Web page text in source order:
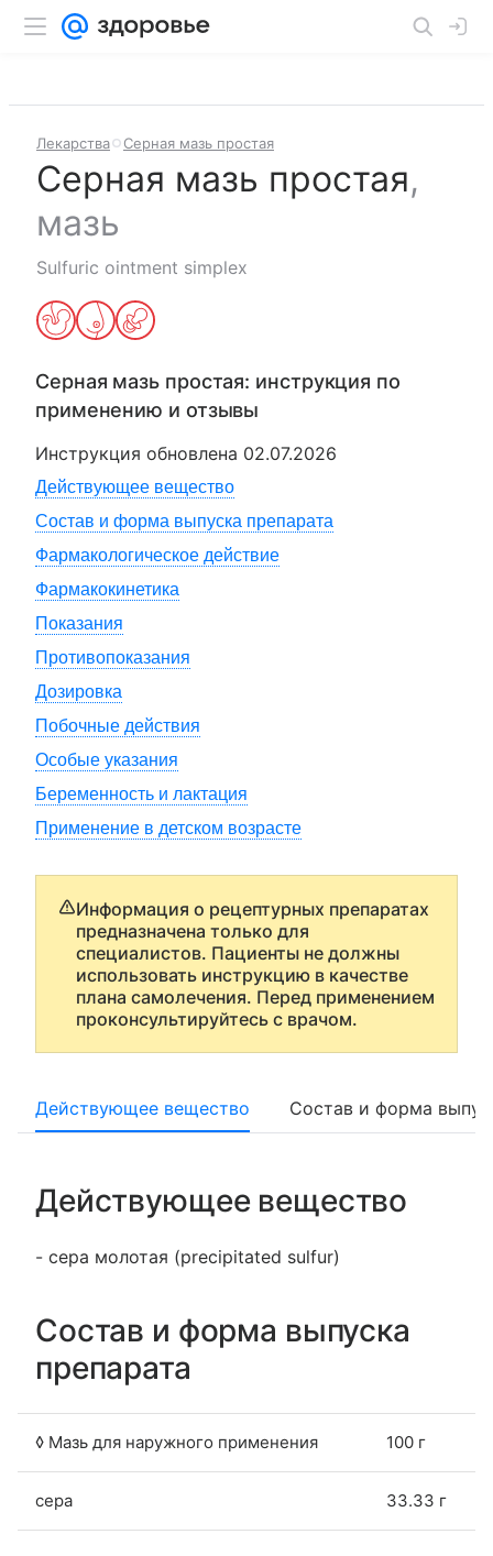
Лекарства Серная мазь простая
Серная мазь простая,
мазь
Sulfuric ointment simplex
Серная мазь простая: инструкция по
применению и отзывы
Инструкция обновлена 02.07.2026
Действующее вещество
Состав и форма выпуска препарата
Фармакологическое действие
Фармакокинетика
Показания
Противопоказания
Дозировка
Побочные действия
Особые указания
Беременность и лактация
Применение в детском возрасте
Информация о рецептурных препаратах
предназначена только для
специалистов. Пациенты не должны
использовать инструкцию в качестве
плана самолечения. Перед применением
проконсультируйтесь с врачом.
Действующее вещество Состав и форма
Действующее вещество
- сера молотая (precipitated sulfur)
Состав и форма выпуска
препарата
◊ Мазь для наружного применения 100 г
сера 33.33 г